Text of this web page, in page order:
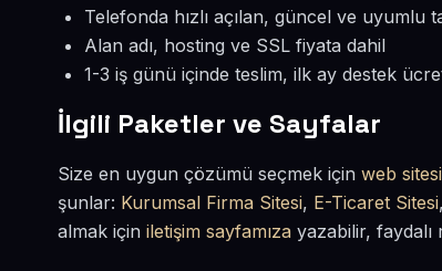
Telefonda hızlı açılan, güncel ve uyumlu
Alan adı, hosting ve SSL fiyata dahil
1-3 iş günü içinde teslim, ilk ay destek
İlgili Paketler ve Sayfalar
Size en uygun çözümü seçmek için web
şunlar: Kurumsal Firma Sitesi, E-Ticaret Sitesi,
almak için iletişim sayfamıza yazabilir,